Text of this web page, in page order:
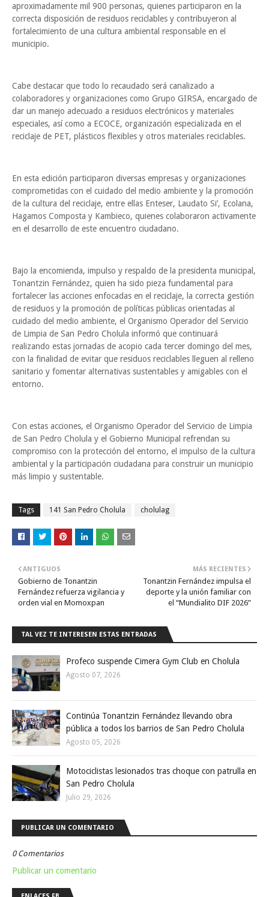
aproximadamente mil 900 personas, quienes participaron en la
correcta disposición de residuos reciclables y contribuyeron al
fortalecimiento de una cultura ambiental responsable en el
municipio.
Cabe destacar que todo lo recaudado será canalizado a
colaboradores y organizaciones como Grupo GIRSA, encargado de
dar un manejo adecuado a residuos electrónicos y materiales
especiales, así como a ECOCE, organización especializada en el
reciclaje de PET, plásticos flexibles y otros materiales reciclables.
En esta edición participaron diversas empresas y organizaciones
comprometidas con el cuidado del medio ambiente y la promoción
de la cultura del reciclaje, entre ellas Enteser, Laudato Si’, Ecolana,
Hagamos Composta y Kambieco, quienes colaboraron activamente
en el desarrollo de este encuentro ciudadano.
Bajo la encomienda, impulso y respaldo de la presidenta municipal,
Tonantzin Fernández, quien ha sido pieza fundamental para
fortalecer las acciones enfocadas en el reciclaje, la correcta gestión
de residuos y la promoción de políticas públicas orientadas al
cuidado del medio ambiente, el Organismo Operador del Servicio
de Limpia de San Pedro Cholula informó que continuará
realizando estas jornadas de acopio cada tercer domingo del mes,
con la finalidad de evitar que residuos reciclables lleguen al relleno
sanitario y fomentar alternativas sustentables y amigables con el
entorno.
Con estas acciones, el Organismo Operador del Servicio de Limpia
de San Pedro Cholula y el Gobierno Municipal refrendan su
compromiso con la protección del entorno, el impulso de la cultura
ambiental y la participación ciudadana para construir un municipio
más limpio y sustentable.
Tags 141 San Pedro Cholula cholulag
MÁS RECIENTES
Tonantzin Fernández impulsa el
deporte y la unión familiar con
el “Mundialito DIF 2026”
ANTIGUOS
Gobierno de Tonantzin
Fernández refuerza vigilancia y
orden vial en Momoxpan
TAL VEZ TE INTERESEN ESTAS ENTRADAS
Profeco suspende Cimera Gym Club en Cholula
Agosto 07, 2026
Continúa Tonantzin Fernández llevando obra
pública a todos los barrios de San Pedro Cholula
Agosto 05, 2026
Motociclistas lesionados tras choque con patrulla en
San Pedro Cholula
Julio 29, 2026
PUBLICAR UN COMENTARIO
0 Comentarios
Publicar un comentario